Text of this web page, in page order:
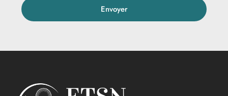
Envoyer